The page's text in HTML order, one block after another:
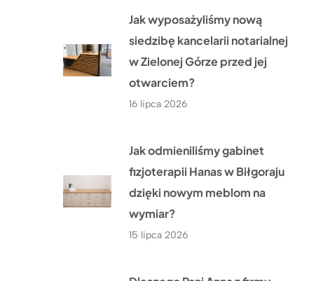
Jak wyposażyliśmy nową
siedzibę kancelarii notarialnej
w Zielonej Górze przed jej
otwarciem?
16 lipca 2026
Jak odmieniliśmy gabinet
fizjoterapii Hanas w Biłgoraju
dzięki nowym meblom na
wymiar?
15 lipca 2026